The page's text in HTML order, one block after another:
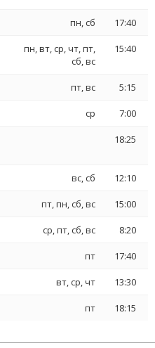
пн, сб 17:40
пн, вт, ср, чт, пт,
сб, вс
15:40
пт, вс 5:15
ср 7:00
18:25
вс, сб 12:10
пт, пн, сб, вс 15:00
ср, пт, сб, вс 8:20
пт 17:40
вт, ср, чт 13:30
пт 18:15